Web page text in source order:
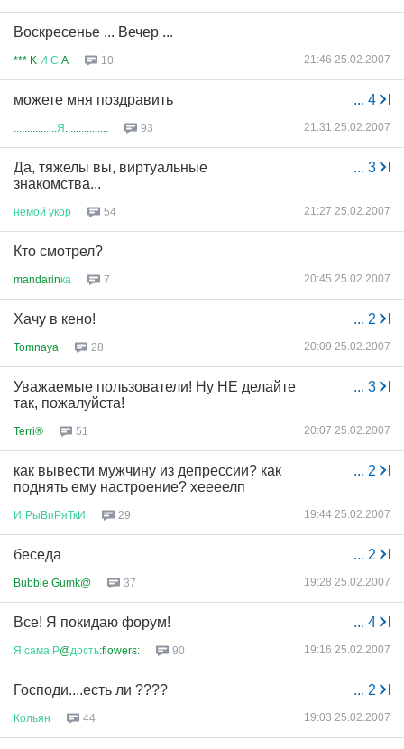
Воскресенье ... Вечер ...
*** K И С A 10 21:46 25.02.2007
... 4
можете мня поздравить
Я 93 21:31 25.02.2007
... 3
Да, тяжелы вы, виртуальные
знакомства...
немой укор 54 21:27 25.02.2007
Кто смотрел?
mandarinка 7 20:45 25.02.2007
... 2
Хачу в кено!
Tomnaya 28 20:09 25.02.2007
... 3
Уважаемые пользователи! Ну НЕ делайте
так, пожалуйста!
Terri® 51 20:07 25.02.2007
... 2
как вывести мужчину из депрессии? как
поднять ему настроение? хеееелп
ИгРыВпРяТкИ 29 19:44 25.02.2007
... 2
беседа
Bubble Gumk@ 37 19:28 25.02.2007
... 4
Все! Я покидаю форум!
Я сама Р@дость:flowers: 90 19:16 25.02.2007
... 2
Господи....есть ли ????
Кольян 44 19:03 25.02.2007